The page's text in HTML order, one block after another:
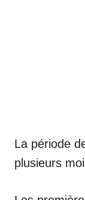
La période
plusieurs